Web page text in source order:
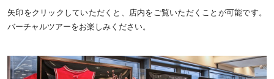
矢印をクリックしていただくと、店内をご覧いただくことが可能です。
バーチャルツアーをお楽しみください。